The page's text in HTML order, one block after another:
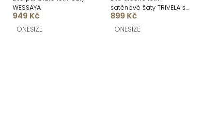
WESSAYA
949 Kč
ONESIZE
saténové šaty TRIVELA s
puntíky
899 Kč
ONESIZE